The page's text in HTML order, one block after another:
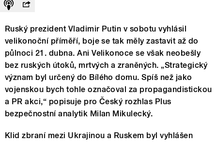
Ruský prezident Vladimir Putin v sobotu vyhlásil
velikonoční příměří, boje se tak měly zastavit až do
půlnoci 21. dubna. Ani Velikonoce se však neobešly
bez ruských útoků, mrtvých a zraněných. „Strategický
význam byl určený do Bílého domu. Spíš než jako
vojenskou bych tohle označoval za propagandistickou
a PR akci,“ popisuje pro Český rozhlas Plus
bezpečnostní analytik Milan Mikulecký.
Klid zbraní mezi Ukrajinou a Ruskem byl vyhlášen